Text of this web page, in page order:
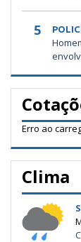
5
Erro ao
Clima